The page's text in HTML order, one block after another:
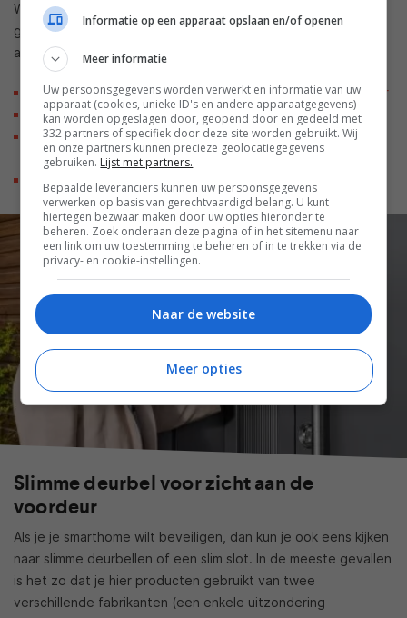
We hebben in de afgelopen maanden een aantal producten
getest, waarvan je hieronder de reviews kunt lezen. Deze
apparaten zijn op z’n minst de overweging waard.
Review: Arlo Pro 5 – minimale upgrade van de voorganger
Review: EufyCam 3 – Eufy zet een grote stap vooruit
Review: SwitchBot Pan en Tilt Camera – goede prijs-
kwaliteitsverhouding
Review: Arlo Go 2 – dankzij simkaart geen wifi nodig
Slimme deurbel voor zicht aan de
voordeur
Als je je smarthome wilt beveiligen, dan kun je ook eens kijken
naar slimme deurbellen of een slim slot. In de meeste gevallen
is het zo dat je hier producten gebruikt van twee
verschillende fabrikanten (een enkele uitzondering
Informatie op een apparaat opslaan en/of openen
Meer informatie
Uw persoonsgegevens worden verwerkt en informatie van uw
apparaat (cookies, unieke ID's en andere apparaatgegevens)
kan worden opgeslagen door, geopend door en gedeeld met
332 partners of specifiek door deze site worden gebruikt. Wij
en onze partners kunnen precieze geolocatiegegevens
gebruiken. Lijst met partners.
Bepaalde leveranciers kunnen uw persoonsgegevens
verwerken op basis van gerechtvaardigd belang. U kunt
hiertegen bezwaar maken door uw opties hieronder te
beheren. Zoek onderaan deze pagina of in het sitemenu naar
een link om uw toestemming te beheren of in te trekken via de
privacy- en cookie-instellingen.
Naar de website
Meer opties